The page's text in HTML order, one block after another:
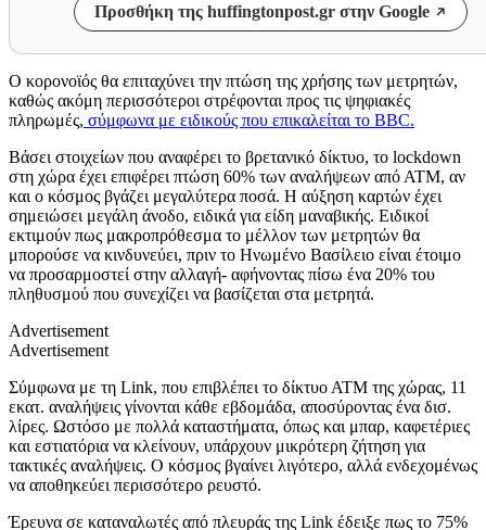
Προσθήκη της huffingtonpost.gr στην Google
Ο κορονοϊός θα επιταχύνει την πτώση της χρήσης των μετρητών,
καθώς ακόμη περισσότεροι στρέφονται προς τις ψηφιακές
πληρωμές, σύμφωνα με ειδικούς που επικαλείται το BBC.
Βάσει στοιχείων που αναφέρει το βρετανικό δίκτυο, το lockdown
στη χώρα έχει επιφέρει πτώση 60% των αναλήψεων από ΑΤΜ, αν
και ο κόσμος βγάζει μεγαλύτερα ποσά. Η αύξηση καρτών έχει
σημειώσει μεγάλη άνοδο, ειδικά για είδη μαναβικής. Ειδικοί
εκτιμούν πως μακροπρόθεσμα το μέλλον των μετρητών θα
μπορούσε να κινδυνεύει, πριν το Ηνωμένο Βασίλειο είναι έτοιμο
να προσαρμοστεί στην αλλαγή- αφήνοντας πίσω ένα 20% του
πληθυσμού που συνεχίζει να βασίζεται στα μετρητά.
Advertisement
Advertisement
Σύμφωνα με τη Link, που επιβλέπει το δίκτυο ΑΤΜ της χώρας, 11
εκατ. αναλήψεις γίνονται κάθε εβδομάδα, αποσύροντας ένα δισ.
λίρες. Ωστόσο με πολλά καταστήματα, όπως και μπαρ, καφετέριες
και εστιατόρια να κλείνουν, υπάρχουν μικρότερη ζήτηση για
τακτικές αναλήψεις. Ο κόσμος βγαίνει λιγότερο, αλλά ενδεχομένως
να αποθηκεύει περισσότερο ρευστό.
Έρευνα σε καταναλωτές από πλευράς της Link έδειξε πως το 75%